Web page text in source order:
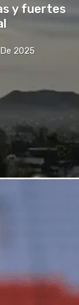
y fuertes
2025